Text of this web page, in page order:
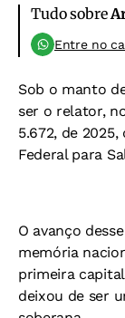
Tudo sobre
Entre no
Sob o manto
ser o relator,
5.672, de
Federal para
O avanço
memória
primeira
deixou de ser